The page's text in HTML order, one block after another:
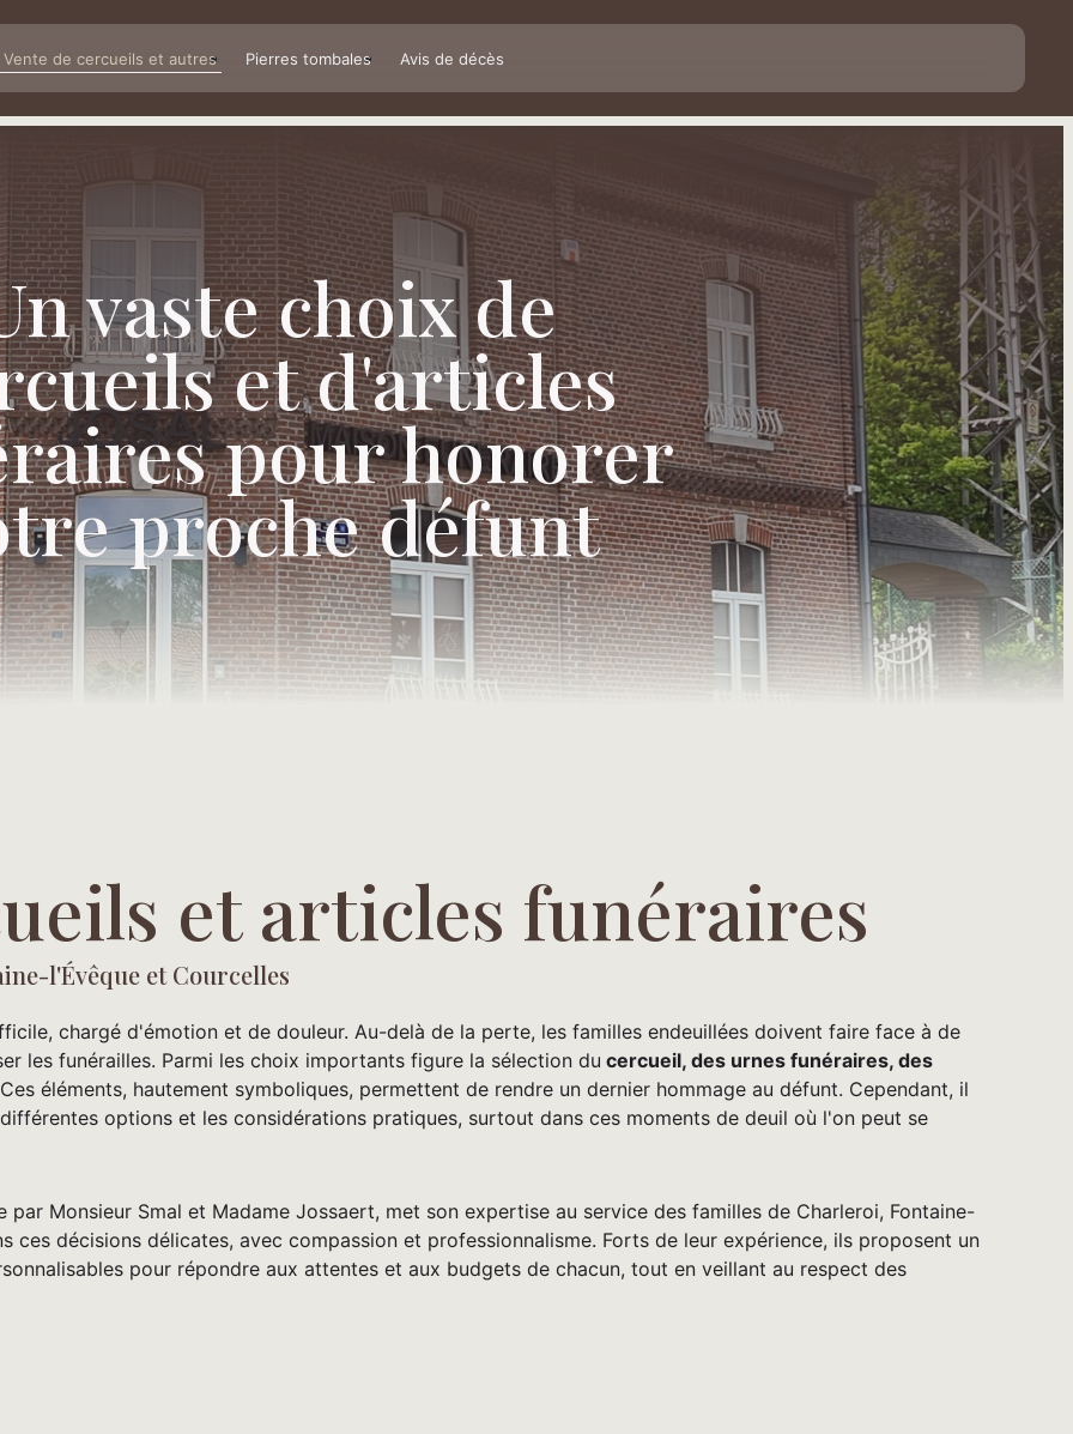
Vente de cercueils et autres Pierres tombales Avis de décès
vaste choix de
et d'articles
pour honorer
proche défunt
et articles funéraires
l'Évêque et Courcelles
chargé d'émotion et de douleur. Au-delà de la perte, les familles endeuillées doivent faire face à de
les funérailles. Parmi les choix importants figure la sélection du cercueil, des urnes funéraires, des
éléments, hautement symboliques, permettent de rendre un dernier hommage au défunt. Cependant, il
options et les considérations pratiques, surtout dans ces moments de deuil où l'on peut se
par Monsieur Smal et Madame Jossaert, met son expertise au service des familles de Charleroi, Fontaine-
ces décisions délicates, avec compassion et professionnalisme. Forts de leur expérience, ils proposent un
pour répondre aux attentes et aux budgets de chacun, tout en veillant au respect des